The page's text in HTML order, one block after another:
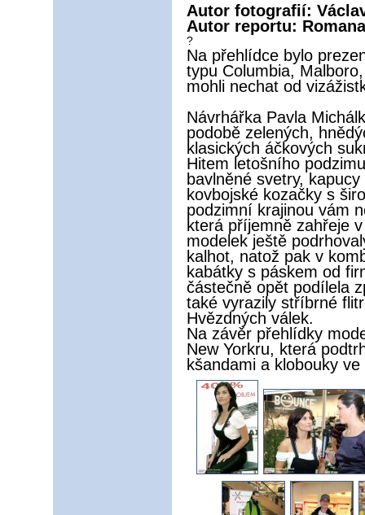
Autor fotografií:
Autor reportu:
?
Na přehlídce bylo
typu Columbia,
mohli nechat od
Návrhářka Pavla
podobě zelených,
klasických áčkových
Hitem letošního
bavlněné svetry,
kovbojské kozačky s
podzimní krajinou vám
která příjemně zahřeje
modelek ještě
kalhot, natož pak v
kabátky s páskem od
částečně opět podílela
také vyrazily stříbrné
Hvězdných válek.
Na závěr přehlídky
New Yorkru, která
kšandami a klobouky